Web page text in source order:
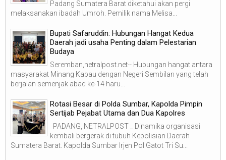
Padang Sumatera Barat diketahui akan pergi
melaksanakan ibadah Umroh. Pemilik nama Melisa...
Bupati Safaruddin: Hubungan Hangat Kedua
Daerah jadi usaha Penting dalam Pelestarian
Budaya
Seremban,netralpost.net-- Hubungan hangat antara
masyarakat Minang Kabau dengan Negeri Sembilan yang telah
berjalan semenjak abad ke-14 haru...
Rotasi Besar di Polda Sumbar, Kapolda Pimpin
Sertijab Pejabat Utama dan Dua Kapolres
PADANG, NETRALPOST _ Dinamika organisasi
kembali bergerak di tubuh Kepolisian Daerah
Sumatera Barat. Kapolda Sumbar Irjen Pol Gatot Tri Su...